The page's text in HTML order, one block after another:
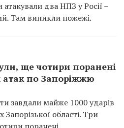
два НПЗ у Росії –
Там виникли пожежі.
ще чотири поранені
атак по Запоріжжю
завдали майже 1000 ударів
області. Три